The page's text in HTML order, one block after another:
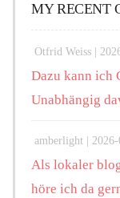
MY RECENT
Otfrid Weiss |
Dazu kann ich
Unabhängig
amberlight |
Als lokaler
höre ich da